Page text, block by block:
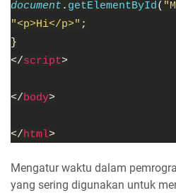
document . getElementById (
"<p>Hi</p>" ;
}
</script>
</body>
</html>
Mengatur waktu dalam
yang sering digunakan untuk